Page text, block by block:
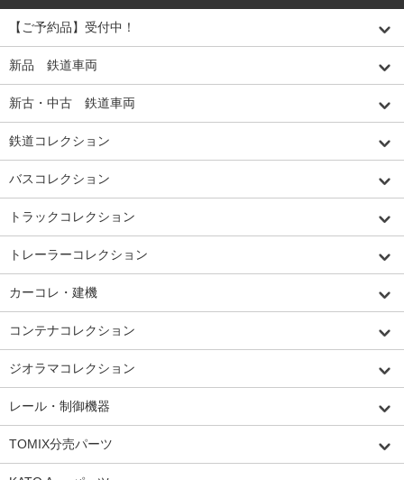
【ご予約品】受付中！
新品 鉄道車両
新古・中古 鉄道車両
鉄道コレクション
バスコレクション
トラックコレクション
トレーラーコレクション
カーコレ・建機
コンテナコレクション
ジオラマコレクション
レール・制御機器
TOMIX分売パーツ